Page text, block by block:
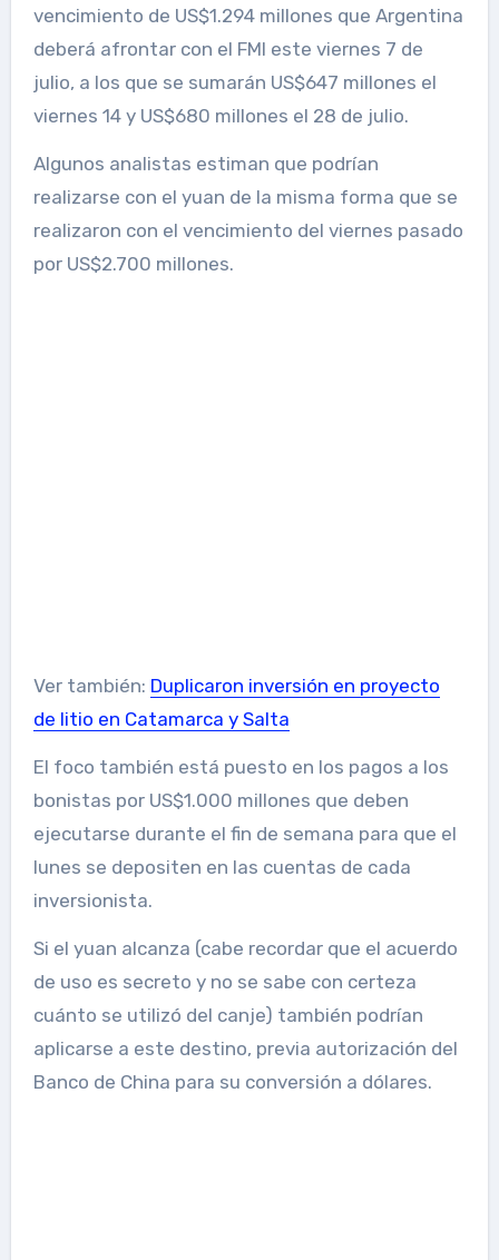
vencimiento de US$1.294 millones que Argentina
deberá afrontar con el FMI este viernes 7 de
julio, a los que se sumarán US$647 millones el
viernes 14 y US$680 millones el 28 de julio.
Algunos analistas estiman que podrían
realizarse con el yuan de la misma forma que se
realizaron con el vencimiento del viernes pasado
por US$2.700 millones.
Ver también: Duplicaron inversión en proyecto
de litio en Catamarca y Salta
El foco también está puesto en los pagos a los
bonistas por US$1.000 millones que deben
ejecutarse durante el fin de semana para que el
lunes se depositen en las cuentas de cada
inversionista.
Si el yuan alcanza (cabe recordar que el acuerdo
de uso es secreto y no se sabe con certeza
cuánto se utilizó del canje) también podrían
aplicarse a este destino, previa autorización del
Banco de China para su conversión a dólares.